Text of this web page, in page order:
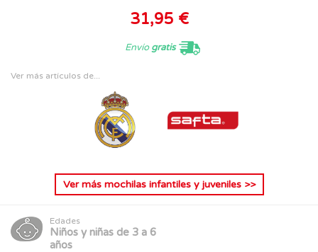
31,95 €
Envíogratis
Ver más artículos de...
Ver más mochilas infantiles y juveniles>>
Edades
Niños y niñas de 3 a 6
años